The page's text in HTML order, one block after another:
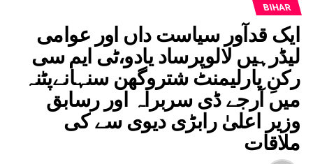
BIHAR
ایک قدآور سیاست داں اور عوامی
لیڈرہیں لالوپرساد یادو،ٹی ایم سی
رکنِ پارلیمنٹ شتروگھن سنہانےپٹنہ
میں آرجے ڈی سربراہ اور رسابق
وزیر اعلیٰ رابڑی دیوی سے کی
ملاقات